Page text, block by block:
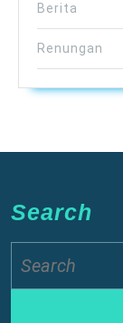
Berita
Renungan
Search
for: